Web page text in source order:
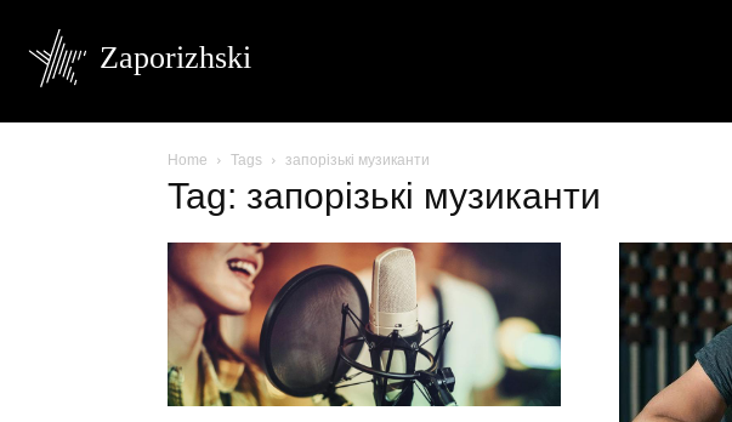
Zaporizhski
Home Tags запорізькі музиканти
Tag: запорізькі музиканти